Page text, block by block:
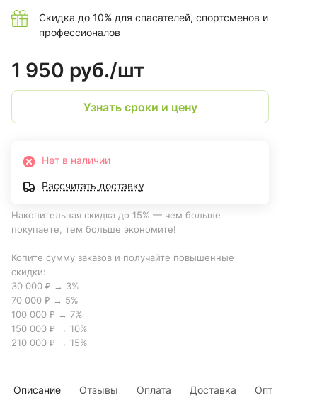
Скидка до 10% для спасателей, спортсменов и
профессионалов
1 950 руб./шт
Узнать сроки и цену
Нет в наличии
Рассчитать доставку
Накопительная скидка до 15% — чем больше
покупаете, тем больше экономите!
Копите сумму заказов и получайте повышенные
скидки:
30 000 ₽ → 3%
70 000 ₽ → 5%
100 000 ₽ → 7%
150 000 ₽ → 10%
210 000 ₽ → 15%
Описание Отзывы Оплата Доставка Опт